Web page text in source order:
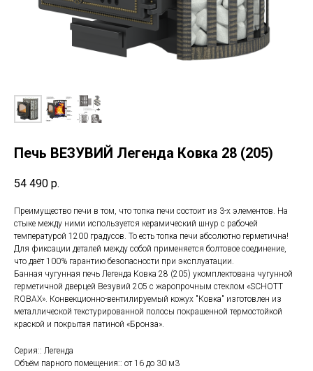
Печь ВЕЗУВИЙ Легенда Ковка 28 (205)
54 490 р.
Преимущество печи в том, что топка печи состоит из 3-х элементов. На
стыке между ними используется керамический шнур с рабочей
температурой 1200 градусов. То есть топка печи абсолютно герметична!
Для фиксации деталей между собой применяется болтовое соединение,
что даёт 100% гарантию безопасности при эксплуатации.
Банная чугунная печь Легенда Ковка 28 (205) укомплектована чугунной
герметичной дверцей Везувий 205 с жаропрочным стеклом «SCHOTT
ROBAX». Конвекционно-вентилируемый кожух "Ковка" изготовлен из
металлической текстурированной полосы покрашенной термостойкой
краской и покрытая патиной «Бронза».
Серия:: Легенда
Объём парного помещения:: от 16 до 30 м3